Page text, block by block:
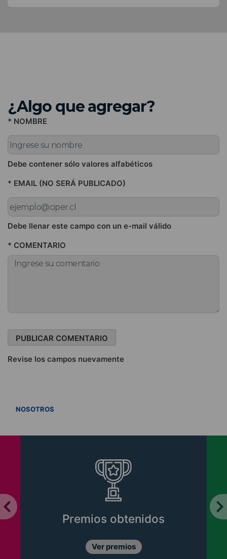
¿Algo que agregar?
* NOMBRE
Debe contener sólo valores alfabéticos
* EMAIL (NO SERÁ PUBLICADO)
Debe llenar este campo con un e-mail válido
* COMENTARIO
Revise los campos nuevamente
NOSOTROS
Premios obtenidos
Ver premios